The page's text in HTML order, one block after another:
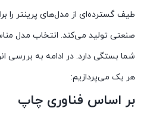
طیف گسترده‌ای از مدل‌های پرینتر را
صنعتی تولید می‌کند. انتخاب مدل
هر یک می‌پردازیم:
بر اساس فناوری چاپ